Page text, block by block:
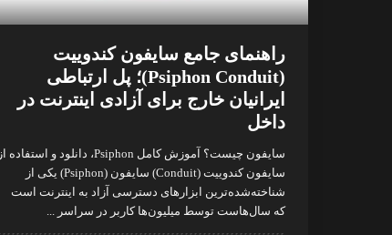
راهنمای جامع سایفون کندوییت
(Psiphon Conduit)؛ پل ارتباطی
ایرانیان خارج برای آزادی اینترنت در
داخل
سایفون چیست؟ آموزش کامل Psiphon، دانلود و استفاده از
سایفون کندوییت (Conduit) سایفون (Psiphon) یکی از
شناخته‌شده‌ترین ابزارهای دسترسی آزاد به اینترنت است
که سال‌هاست توسط میلیون‌ها کاربر در سراسر